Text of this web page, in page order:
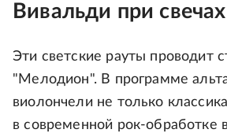
Вивальди при свечах
Эти светские рауты проводит
"Мелодион". В программе
виолончели не только
в современной рок-обработке